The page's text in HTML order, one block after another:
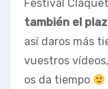
Festival
también el
así daros más
vuestros
os da tiempo